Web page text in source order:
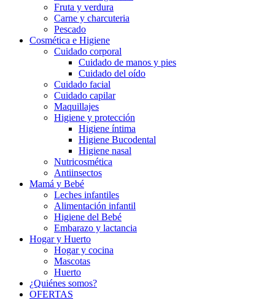
Fruta y verdura
Carne y charcuteria
Pescado
Cosmética e Higiene
Cuidado corporal
Cuidado de manos y pies
Cuidado del oído
Cuidado facial
Cuidado capilar
Maquillajes
Higiene y protección
Higiene íntima
Higiene Bucodental
Higiene nasal
Nutricosmética
Antiinsectos
Mamá y Bebé
Leches infantiles
Alimentación infantil
Higiene del Bebé
Embarazo y lactancia
Hogar y Huerto
Hogar y cocina
Mascotas
Huerto
¿Quiénes somos?
OFERTAS